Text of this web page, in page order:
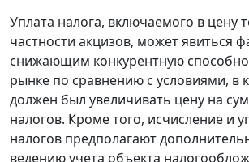
Уплата налога, включаемого в цену
частности акцизов, может явиться
снижающим конкурентную
рынке по сравнению с условиями, в
должен был увеличивать цену на
налогов. Кроме того, исчисление и
налогов предполагают
ведению учета объекта